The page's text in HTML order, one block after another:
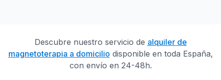
Descubre nuestro servicio de alquiler de
magnetoterapia a domicilio disponible en toda España,
con envío en 24-48h.